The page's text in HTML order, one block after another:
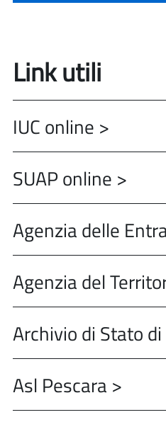
Link utili
IUC online >
SUAP online >
Agenzia delle
Agenzia del
Archivio di Stato
Asl Pescara >